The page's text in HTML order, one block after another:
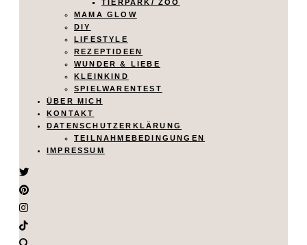
TIERPARK/ ZOO
MAMA GLOW
DIY
LIFESTYLE
REZEPTIDEEN
WUNDER & LIEBE
KLEINKIND
SPIELWARENTEST
ÜBER MICH
KONTAKT
DATENSCHUTZERKLÄRUNG
TEILNAHMEBEDINGUNGEN
IMPRESSUM